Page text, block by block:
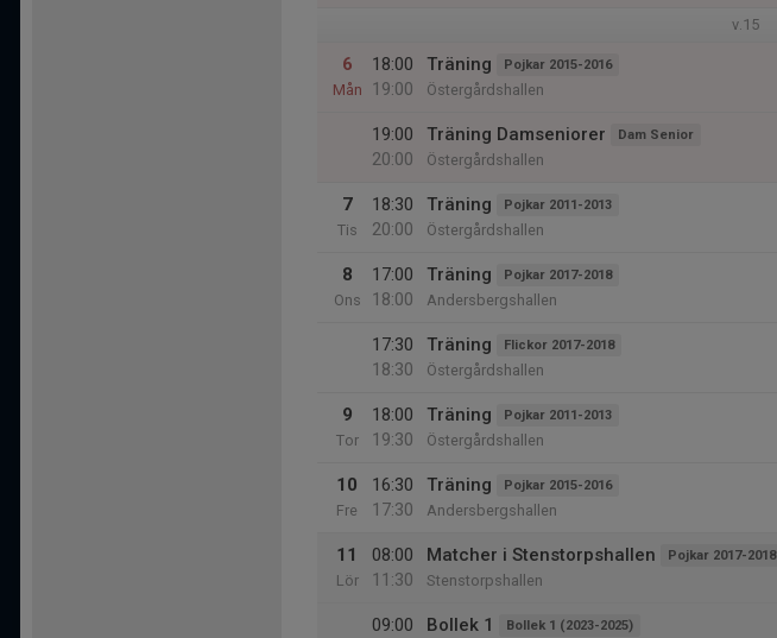
v.15
6
Mån
18:00
19:00
Träning Pojkar 2015-2016
Östergårdshallen
19:00
20:00
Träning Damseniorer Dam Senior
Östergårdshallen
7
Tis
18:30
20:00
Träning Pojkar 2011-2013
Östergårdshallen
8
Ons
17:00
18:00
Träning Pojkar 2017-2018
Andersbergshallen
17:30
18:30
Träning Flickor 2017-2018
Östergårdshallen
9
Tor
18:00
19:30
Träning Pojkar 2011-2013
Östergårdshallen
10
Fre
16:30
17:30
Träning Pojkar 2015-2016
Andersbergshallen
11
Lör
08:00
11:30
Matcher i Stenstorpshallen Pojkar 2017-2018
Stenstorpshallen
09:00
Bollek 1 Bollek 1 (2023-2025)